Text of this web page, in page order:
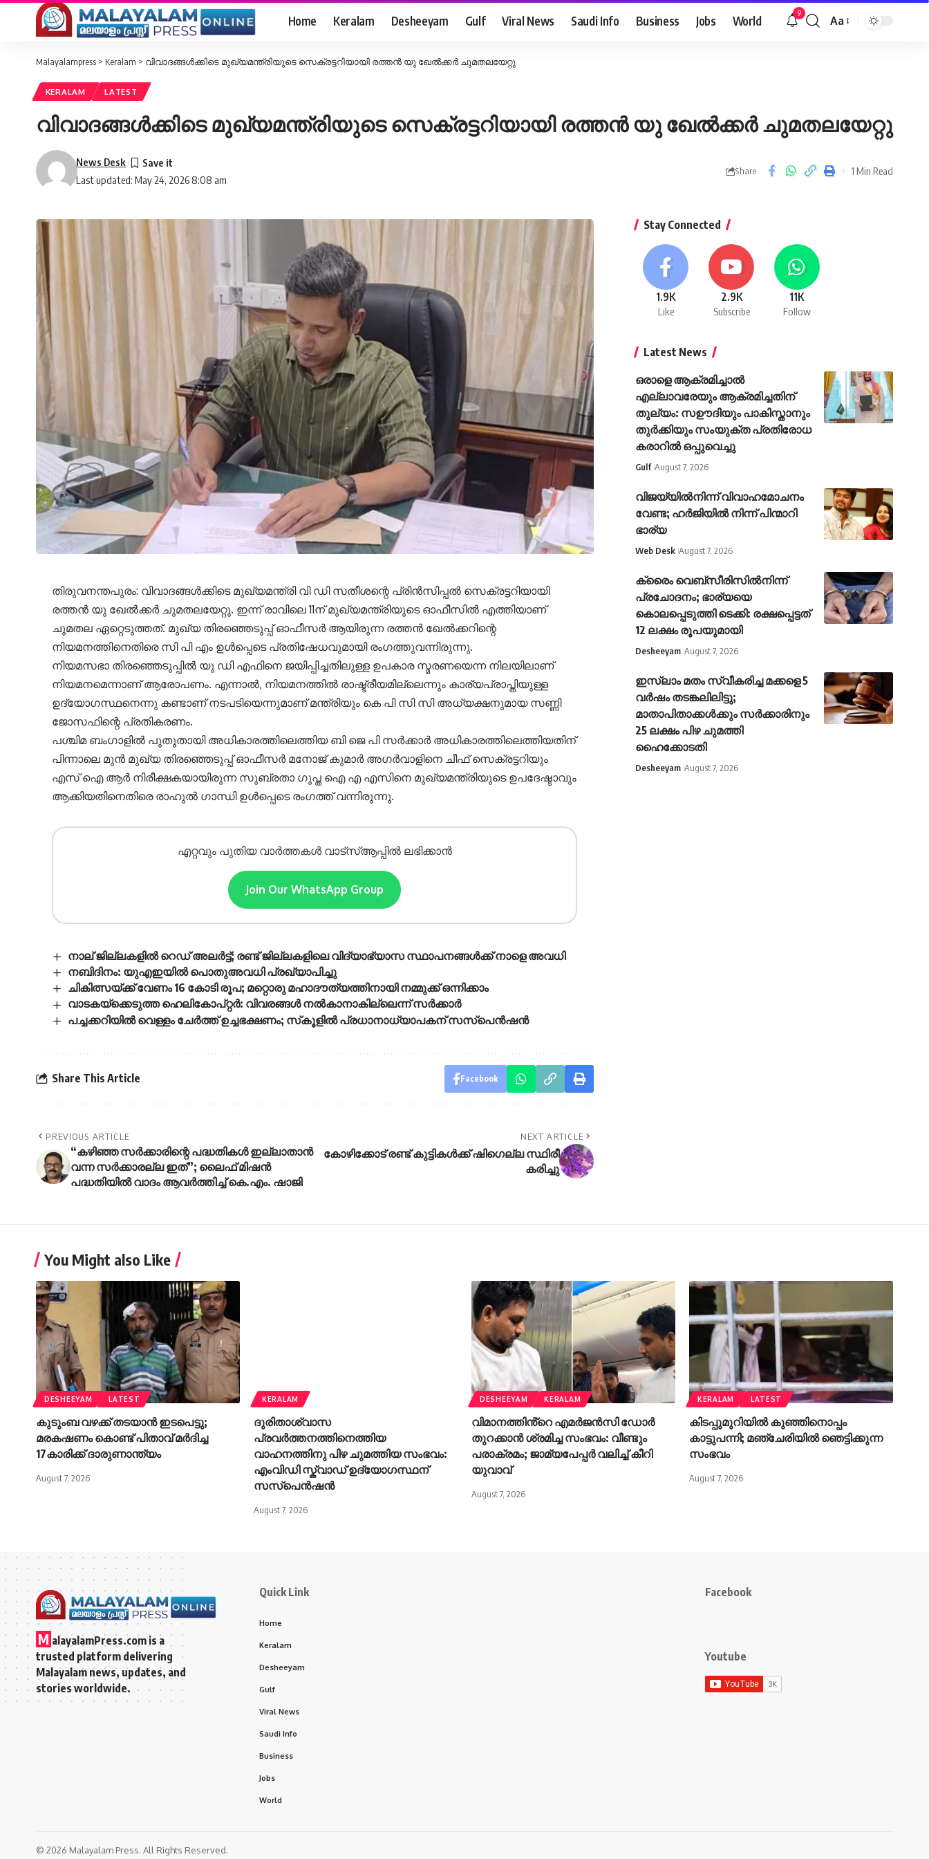
Home Keralam Desheeyam Gulf Viral News Saudi Info Business Jobs World 9
Font
Aa
Malayalampress > Keralam > വിവാദങ്ങൾക്കിടെ മുഖ്യമന്ത്രിയുടെ സെക്രട്ടറിയായി രത്തൻ യു ഖേൽക്കർ ചുമതലയേറ്റു
KERALAM LATEST
വിവാദങ്ങൾക്കിടെ മുഖ്യമന്ത്രിയുടെ സെക്രട്ടറിയായി രത്തൻ യു ഖേൽക്കർ ചുമതലയേറ്റു
Last updated: May 24, 2026 8:08 am
News Desk
Share 1 Min Read
തിരുവനന്തപുരം: വിവാദങ്ങള്‍ക്കിടെ മുഖ്യമന്ത്രി വി ഡി സതീശന്റെ പ്രിന്‍സിപ്പല്‍ സെക്രട്ടറിയായി
രത്തന്‍ യു ഖേല്‍ക്കര്‍ ചുമതലയേറ്റു. ഇന്ന് രാവിലെ 11ന് മുഖ്യമന്ത്രിയുടെ ഓഫീസില്‍ എത്തിയാണ്
ചുമതല ഏറ്റെടുത്തത്. മുഖ്യ തിരഞ്ഞെടുപ്പ് ഓഫീസര്‍ ആയിരുന്ന രത്തന്‍ ഖേല്‍ക്കറിന്റെ
നിയമനത്തിനെതിരെ സി പി എം ഉള്‍പ്പെടെ പ്രതിഷേധവുമായി രംഗത്തുവന്നിരുന്നു.
നിയമസഭാ തിരഞ്ഞെടുപ്പില്‍ യു ഡി എഫിനെ ജയിപ്പിച്ചതിലുള്ള ഉപകാര സ്മരണയെന്ന നിലയിലാണ്
നിയമനമെന്നാണ് ആരോപണം. എന്നാല്‍, നിയമനത്തില്‍ രാഷ്ട്രീയമില്ലെന്നും കാര്യപ്രാപ്തിയുള്ള
ഉദ്യോഗസ്ഥനെന്നു കണ്ടാണ് നടപടിയെന്നുമാണ് മന്ത്രിയും കെ പി സി സി അധ്യക്ഷനുമായ സണ്ണി
ജോസഫിന്റെ പ്രതികരണം.
പശ്ചിമ ബംഗാളില്‍ പുതുതായി അധികാരത്തിലെത്തിയ ബി ജെ പി സര്‍ക്കാര്‍ അധികാരത്തിലെത്തിയതിന്
പിന്നാലെ മുന്‍ മുഖ്യ തിരഞ്ഞെടുപ്പ് ഓഫീസര്‍ മനോജ് കുമാര്‍ അഗര്‍വാളിനെ ചീഫ് സെക്രട്ടറിയും
എസ് ഐ ആര്‍ നിരീക്ഷകയായിരുന്ന സുബ്രതാ ഗുപ്ത ഐ എ എസിനെ മുഖ്യമന്ത്രിയുടെ ഉപദേഷ്ടാവും
ആക്കിയതിനെതിരെ രാഹുല്‍ ഗാന്ധി ഉള്‍പ്പെടെ രംഗത്ത് വന്നിരുന്നു.
എറ്റവും പുതിയ വാർത്തകൾ വാട്സ്ആപ്പിൽ ലഭിക്കാൻ
Join Our WhatsApp Group
നാല് ജില്ലകളിൽ റെഡ് അലർട്ട്; രണ്ട് ജില്ലകളിലെ വിദ്യാഭ്യാസ സ്ഥാപനങ്ങൾക്ക് നാളെ അവധി
നബിദിനം: യുഎഇയിൽ പൊതുഅവധി പ്രഖ്യാപിച്ചു
ചികിത്സയ്ക്ക് വേണം 16 കോടി രൂപ; മറ്റൊരു മഹാദൗത്യത്തിനായി നമ്മുക്ക് ഒന്നിക്കാം
വാടകയ്‌ക്കെടുത്ത ഹെലികോപ്റ്റർ: വിവരങ്ങൾ നൽകാനാകില്ലെന്ന് സർക്കാർ
പച്ചക്കറിയില്‍ വെള്ളം ചേര്‍ത്ത് ഉച്ചഭക്ഷണം; സ്‌കൂളില്‍ പ്രധാനാധ്യാപകന് സസ്‌പെന്‍ഷന്‍
Share This Article Facebook
PREVIOUS ARTICLE
“കഴിഞ്ഞ സർക്കാരിന്റെ പദ്ധതികൾ ഇല്ലാതാൻ
വന്ന സർക്കാരല്ല ഇത്”; ലൈഫ് മിഷൻ
പദ്ധതിയിൽ വാ​ദം ആവർത്തിച്ച് കെ.എം. ഷാജി
NEXT ARTICLE
കോ​ഴി​ക്കോ​ട് ര​ണ്ട് കു​ട്ടി​ക​ൾ​ക്ക് ഷി​ഗെ​ല്ല സ്ഥി​രീ​
ക​രി​ച്ചു
Stay Connected
1.9K
Like
2.9K
Subscribe
11K
Follow
Latest News
ഒരാളെ ആക്രമിച്ചാൽ
എല്ലാവരേയും ആക്രമിച്ചതിന്
തുല്യം: സഊദിയും പാകിസ്താനും
തുർക്കിയും സംയുക്ത പ്രതിരോധ
കരാറിൽ ഒപ്പുവെച്ചു
Gulf August 7, 2026
വിജയ്‌യിൽനിന്ന് വിവാഹമോചനം
വേണ്ട; ഹർജിയിൽ നിന്ന് പിന്മാറി
ഭാര്യ
Web Desk August 7, 2026
ക്രൈം വെബ്സീരിസിൽനിന്ന്
പ്രചോദനം; ഭാര്യയെ
കൊലപ്പെടുത്തി ടെക്കി: രക്ഷപ്പെട്ടത്
12 ലക്ഷം രൂപയുമായി
Desheeyam August 7, 2026
ഇസ്‍ലാം മതം സ്വീകരിച്ച മക്കളെ 5
വർഷം തടങ്കലിലിട്ടു;
മാതാപിതാക്കൾക്കും സർക്കാരിനും
25 ലക്ഷം പിഴ ചുമത്തി
ഹൈക്കോടതി
Desheeyam August 7, 2026
You Might also Like
DESHEEYAM LATEST
കുടുംബ വഴക്ക് തടയാന്‍ ഇടപെട്ടു;
മരകഷണം കൊണ്ട് പിതാവ് മർദിച്ച
17കാരിക്ക് ദാരുണാന്ത്യം
August 7, 2026
KERALAM
ദുരിതാശ്വാസ
പ്രവർത്തനത്തിനെത്തിയ
വാഹനത്തിനു പിഴ ചുമത്തിയ സംഭവം:
എംവിഡി സ്ക്വാഡ് ഉദ്യോഗസ്ഥന്
സസ്പെൻഷൻ
August 7, 2026
DESHEEYAM KERALAM
വിമാനത്തിൻ്റെ എമർജൻസി ഡോർ
തുറക്കാൻ ശ്രമിച്ച സംഭവം: വീണ്ടും
പരാക്രമം; ജാമ്യപേപ്പർ വലിച്ച് കീറി
യുവാവ്
August 7, 2026
KERALAM LATEST
കിടപ്പുമുറിയിൽ കുഞ്ഞിനൊപ്പം
കാട്ടുപന്നി; മഞ്ചേരിയിൽ ഞെട്ടിക്കുന്ന
സംഭവം
August 7, 2026
M alayalamPress.com is a
trusted platform delivering
Malayalam news, updates, and
stories worldwide.
Quick Link
Home
Keralam
Desheeyam
Gulf
Viral News
Saudi Info
Business
Jobs
World
Facebook
Youtube
© 2026 Malayalam Press. All Rights Reserved.